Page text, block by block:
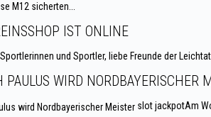
M12 sicherten...
IST ONLINE
und Sportler, liebe Freunde der
PAULUS WIRD NORDBAYERISCHER
slot jackpotAm